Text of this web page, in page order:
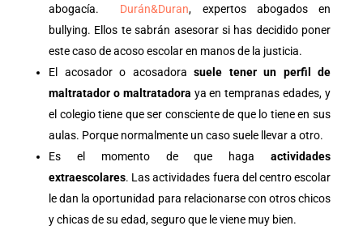
abogacía. Durán&Duran, expertos abogados en
bullying. Ellos te sabrán asesorar si has decidido poner
este caso de acoso escolar en manos de la justicia.
El acosador o acosadora suele tener un perfil de
maltratador o maltratadora ya en tempranas edades, y
el colegio tiene que ser consciente de que lo tiene en sus
aulas. Porque normalmente un caso suele llevar a otro.
Es el momento de que haga actividades
extraescolares. Las actividades fuera del centro escolar
le dan la oportunidad para relacionarse con otros chicos
y chicas de su edad, seguro que le viene muy bien.